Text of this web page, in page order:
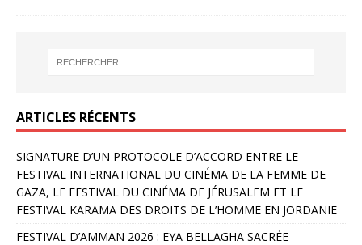
ARTICLES RÉCENTS
SIGNATURE D’UN PROTOCOLE D’ACCORD ENTRE LE
FESTIVAL INTERNATIONAL DU CINÉMA DE LA FEMME DE
GAZA, LE FESTIVAL DU CINÉMA DE JÉRUSALEM ET LE
FESTIVAL KARAMA DES DROITS DE L’HOMME EN JORDANIE
FESTIVAL D’AMMAN 2026 : EYA BELLAGHA SACRÉE